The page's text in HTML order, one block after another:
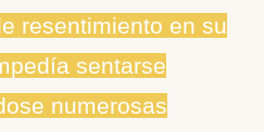
resentimiento en su
sentarse
numerosas